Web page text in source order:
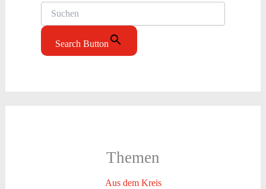
Search Button
Themen
Aus dem Kreis